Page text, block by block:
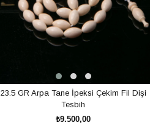
23.5 GR Arpa Tane İpeksi Çekim Fil Dişi
Tesbih
₺9.500,00